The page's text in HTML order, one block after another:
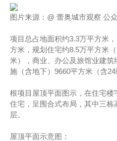
图片来源：@ 蕾奥城市观察 公
项目总占地面积约3.3万平方米
方米，规划住宅约8.5万平方米
米），商业、办公及旅馆业建
施（含地下）9660平方米（含
根项目屋顶平面图示，在住宅
住宅，呈围合式布局，其中三
层。
屋顶平面示意图：